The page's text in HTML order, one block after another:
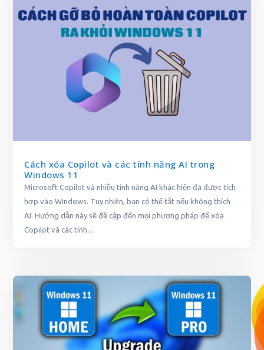
Cách xóa Copilot và các tính năng AI trong
Windows 11
Microsoft Copilot và nhiều tính năng AI khác hiện đã được tích
hợp vào Windows. Tuy nhiên, bạn có thể tắt nếu không thích
AI. Hướng dẫn này sẽ đề cập đến mọi phương pháp để xóa
Copilot và các tính...